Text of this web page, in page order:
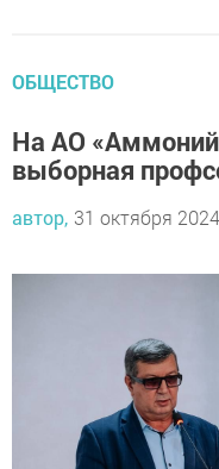
ОБЩЕСТВО
На АО
выборная
автор, 31 октября